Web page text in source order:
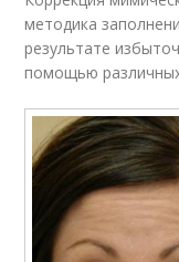
методика
результате
помощью